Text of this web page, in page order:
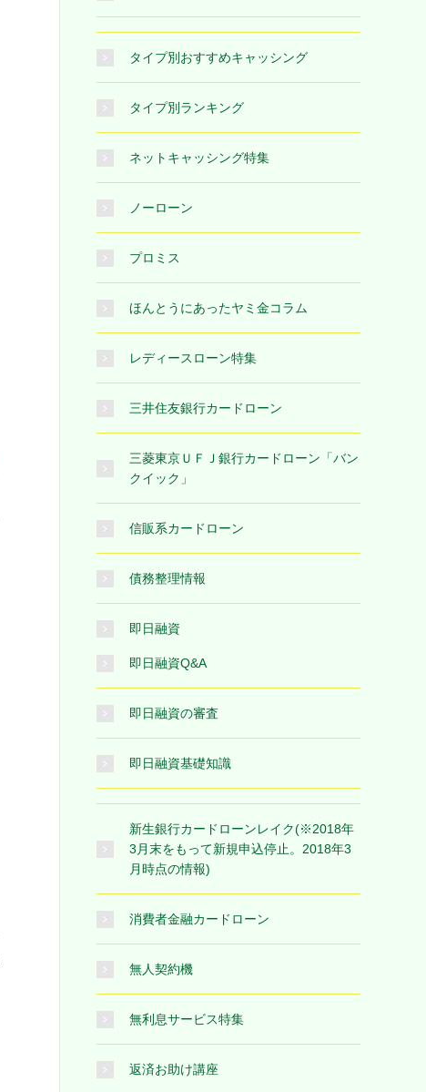
タイプ別おすすめキャッシング
タイプ別ランキング
ネットキャッシング特集
ノーローン
プロミス
ほんとうにあったヤミ金コラム
レディースローン特集
三井住友銀行カードローン
三菱東京ＵＦＪ銀行カードローン「バン
クイック」
信販系カードローン
債務整理情報
即日融資
即日融資Q&A
即日融資の審査
即日融資基礎知識
新生銀行カードローンレイク(※2018年
3月末をもって新規申込停止。2018年3
月時点の情報)
消費者金融カードローン
無人契約機
無利息サービス特集
返済お助け講座